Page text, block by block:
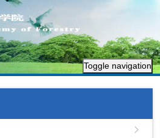
Toggle navigation